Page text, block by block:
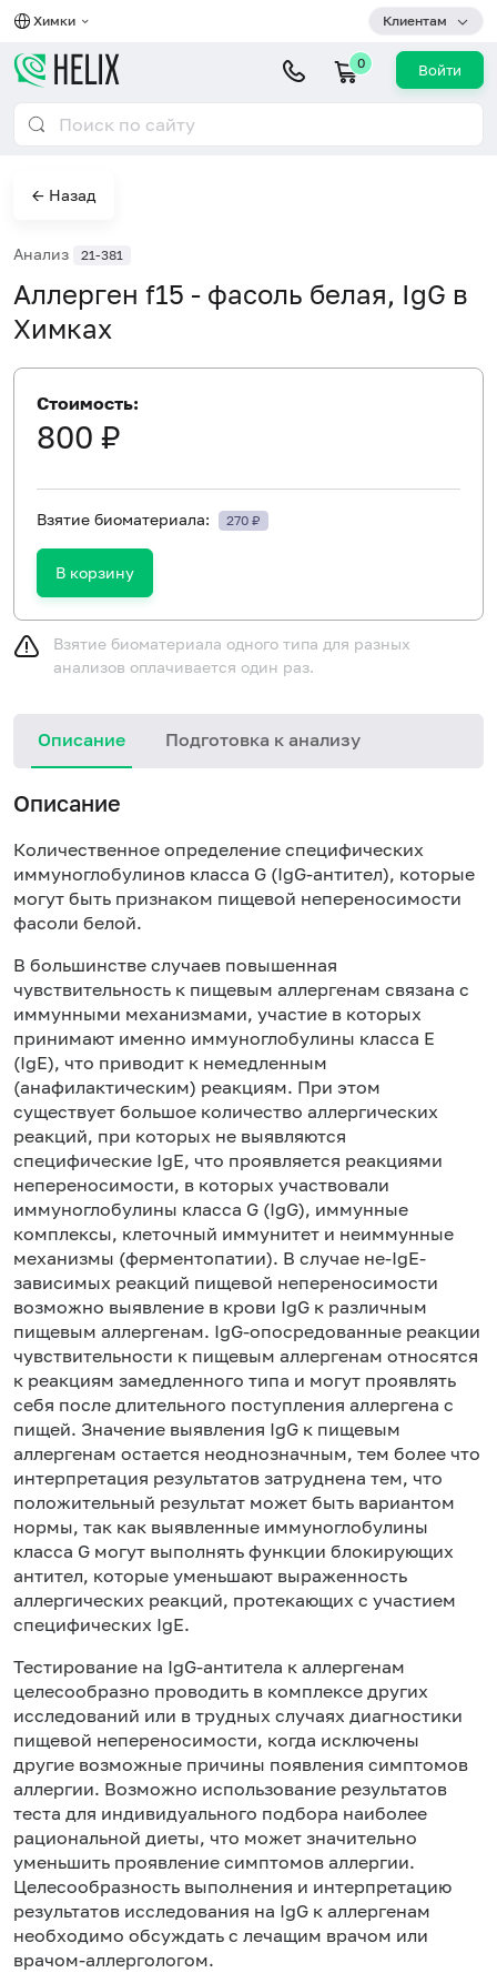
Химки Клиентам
0 Войти
← Назад
Анализ 21-381
Аллерген f15 - фасоль белая, IgG в
Химках
Стоимость:
800 ₽
Взятие биоматериала: 270 ₽
В корзину
Взятие биоматериала одного типа для разных
анализов оплачивается один раз.
Описание Подготовка к анализу
Описание
Количественное определение специфических
иммуноглобулинов класса G (IgG-антител), которые
могут быть признаком пищевой непереносимости
фасоли белой.
В большинстве случаев повышенная
чувствительность к пищевым аллергенам связана с
иммунными механизмами, участие в которых
принимают именно иммуноглобулины класса Е
(IgE), что приводит к немедленным
(анафилактическим) реакциям. При этом
существует большое количество аллергических
реакций, при которых не выявляются
специфические IgE, что проявляется реакциями
непереносимости, в которых участвовали
иммуноглобулины класса G (IgG), иммунные
комплексы, клеточный иммунитет и неиммунные
механизмы (ферментопатии). В случае не-IgE-
зависимых реакций пищевой непереносимости
возможно выявление в крови IgG к различным
пищевым аллергенам. IgG-опосредованные реакции
чувствительности к пищевым аллергенам относятся
к реакциям замедленного типа и могут проявлять
себя после длительного поступления аллергена с
пищей. Значение выявления IgG к пищевым
аллергенам остается неоднозначным, тем более что
интерпретация результатов затруднена тем, что
положительный результат может быть вариантом
нормы, так как выявленные иммуноглобулины
класса G могут выполнять функции блокирующих
антител, которые уменьшают выраженность
аллергических реакций, протекающих с участием
специфических IgE.
Тестирование на IgG-антитела к аллергенам
целесообразно проводить в комплексе других
исследований или в трудных случаях диагностики
пищевой непереносимости, когда исключены
другие возможные причины появления симптомов
аллергии. Возможно использование результатов
теста для индивидуального подбора наиболее
рациональной диеты, что может значительно
уменьшить проявление симптомов аллергии.
Целесообразность выполнения и интерпретацию
результатов исследования на IgG к аллергенам
необходимо обсуждать с лечащим врачом или
врачом-аллергологом.